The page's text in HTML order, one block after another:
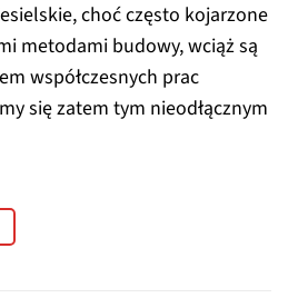
choć często kojarzone
metodami budowy, wciąż są
współczesnych prac
się zatem tym nieodłącznym